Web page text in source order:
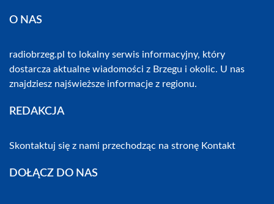
O NAS
radiobrzeg.pl to lokalny serwis informacyjny, który
dostarcza aktualne wiadomości z Brzegu i okolic. U nas
znajdziesz najświeższe informacje z regionu.
REDAKCJA
Skontaktuj się z nami przechodząc na stronę Kontakt
DOŁĄCZ DO NAS